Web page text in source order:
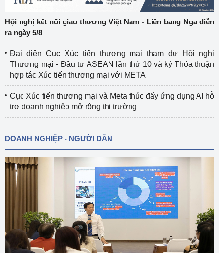
Hội nghị kết nối giao thương Việt Nam - Liên bang Nga diễn
ra ngày 5/8
Đại diện Cục Xúc tiến thương mại tham dự Hội nghị
Thương mại - Đầu tư ASEAN lần thứ 10 và ký Thỏa thuận
hợp tác Xúc tiến thương mại với META
Cục Xúc tiến thương mại và Meta thúc đẩy ứng dụng AI hỗ
trợ doanh nghiệp mở rộng thị trường
DOANH NGHIỆP - NGƯỜI DÂN